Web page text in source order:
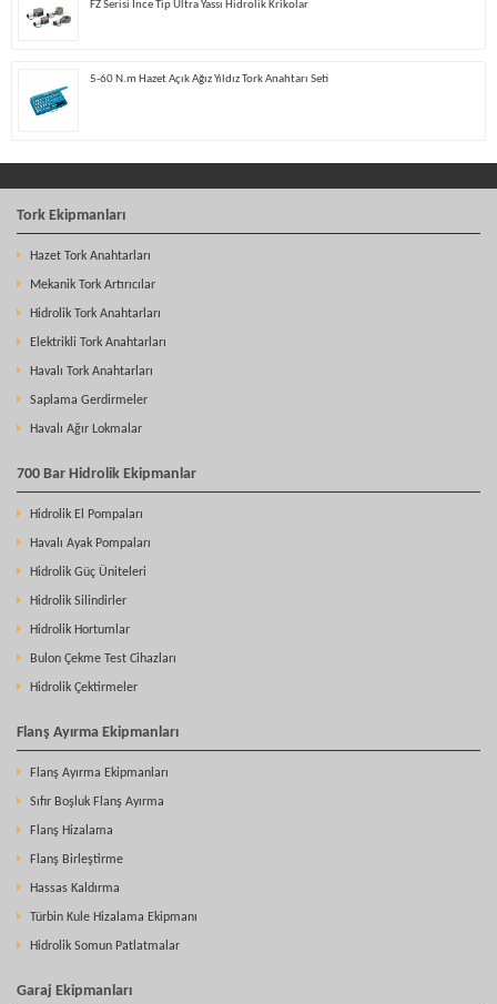
FZ Serisi İnce Tip Ultra Yassı Hidrolik Krikolar
5-60 N.m Hazet Açık Ağız Yıldız Tork Anahtarı Seti
Tork Ekipmanları
Hazet Tork Anahtarları
Mekanik Tork Artırıcılar
Hidrolik Tork Anahtarları
Elektrikli Tork Anahtarları
Havalı Tork Anahtarları
Saplama Gerdirmeler
Havalı Ağır Lokmalar
700 Bar Hidrolik Ekipmanlar
Hidrolik El Pompaları
Havalı Ayak Pompaları
Hidrolik Güç Üniteleri
Hidrolik Silindirler
Hidrolik Hortumlar
Bulon Çekme Test Cihazları
Hidrolik Çektirmeler
Flanş Ayırma Ekipmanları
Flanş Ayırma Ekipmanları
Sıfır Boşluk Flanş Ayırma
Flanş Hizalama
Flanş Birleştirme
Hassas Kaldırma
Türbin Kule Hizalama Ekipmanı
Hidrolik Somun Patlatmalar
Garaj Ekipmanları